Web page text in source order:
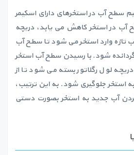
سطح آب در استخرهای دارای اسکیمر
آب در استخر کاهش می یابد، دریچه
تازه وارد استخر می شود تا سطح آب
شود. با رسیدن سطح آب استخر
لول رگلاتور بسته می شود تا از
استخر جلوگیری شود. به این ترتیب،
آب جدید به استخر بصورت دستی